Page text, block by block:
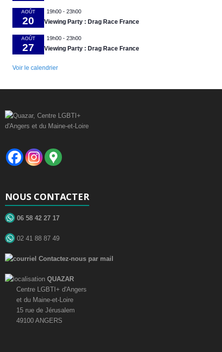
AOÛT
20
19h00 - 23h00
Viewing Party : Drag Race France
AOÛT
27
19h00 - 23h00
Viewing Party : Drag Race France
Voir le calendrier
NOUS CONTACTER
06 58 42 27 17
02 41 88 87 49
Contactez-nous par mail
QUAZAR
Centre LGBTI+ d'Angers
et du Maine-et-Loire
15 rue de Jérusalem
49100 ANGERS